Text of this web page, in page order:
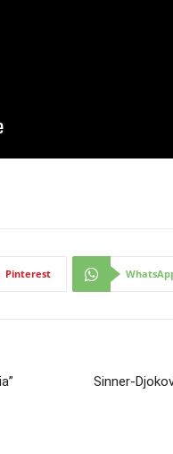
Pinterest
Sinner-